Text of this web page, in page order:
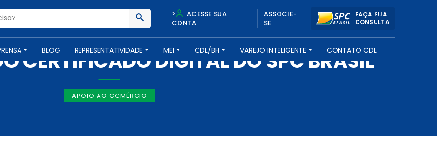
>
ACESSE SUA
CONTA
ASSOCIE-
SE
FAÇA SUA
CONSULTA
BLOG REPRESENTATIVIDADE MEI CDL/BH VAREJO INTELIGENTE CONTATO CDL
NOTÍCIAS -4 DE JANEIRO DE 2018
CERTIFICADO DIGITAL DO SPC BRASIL
APOIO AO COMÉRCIO